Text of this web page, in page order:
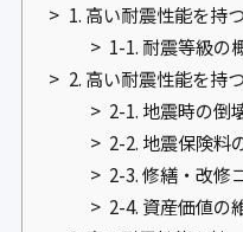
1. 高い耐震性能を持
1-1. 耐震等級の
2. 高い耐震性能を持
2-1. 地震時の倒
2-2. 地震保険料
2-3. 修繕・改修
2-4. 資産価値の